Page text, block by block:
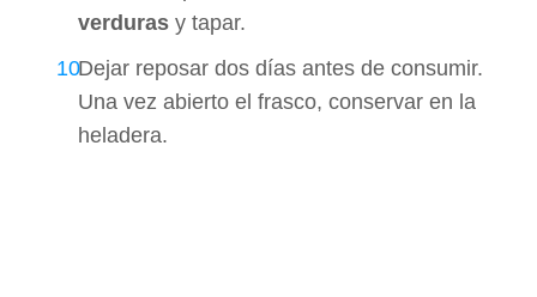
verduras y tapar.
Dejar reposar dos días antes de consumir.
Una vez abierto el frasco, conservar en la
heladera.